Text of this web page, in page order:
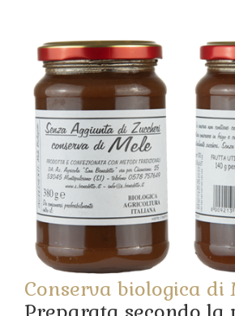
Conserva biologica di